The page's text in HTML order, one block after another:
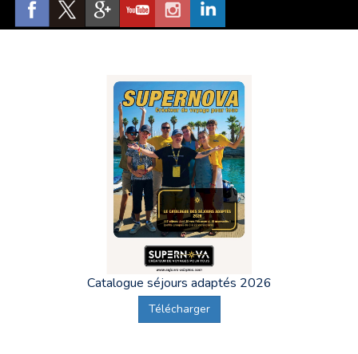
avoir toujours le sourire aux lèvres, être dynamique, et
faire en sorte que ces vacances adaptées restent un
sociale,etc...), et vous recherchez un lieu de vacances pour
votre protégé, un séjour au Maroc est peut-être fait pour
Catalogue séjours adaptés 2026
Télécharger